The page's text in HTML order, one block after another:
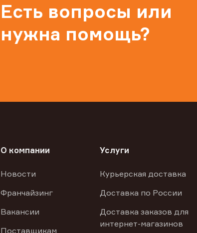
Есть вопросы или
нужна помощь?
О компании
Новости
Франчайзинг
Вакансии
Поставщикам
Услуги
Курьерская доставка
Доставка по России
Доставка заказов для
интернет-магазинов